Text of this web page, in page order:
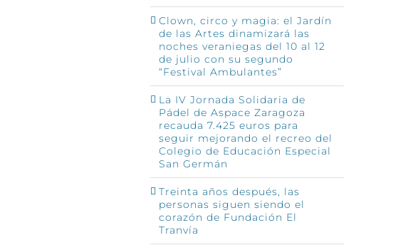
Clown, circo y magia: el Jardín
de las Artes dinamizará las
noches veraniegas del 10 al 12
de julio con su segundo
“Festival Ambulantes”
La IV Jornada Solidaria de
Pádel de Aspace Zaragoza
recauda 7.425 euros para
seguir mejorando el recreo del
Colegio de Educación Especial
San Germán
Treinta años después, las
personas siguen siendo el
corazón de Fundación El
Tranvía